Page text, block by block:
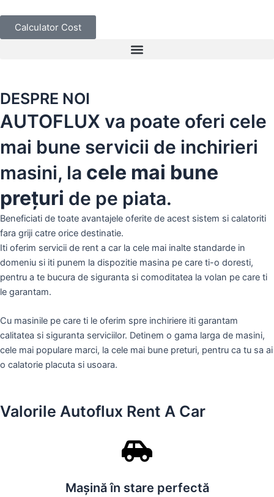
content
Calculator Cost
DESPRE NOI
AUTOFLUX va poate oferi cele
mai bune servicii de inchirieri
masini, la cele mai bune
prețuri de pe piata.
Beneficiati de toate avantajele oferite de acest sistem si calatoriti
fara griji catre orice destinatie.
Iti oferim servicii de rent a car la cele mai inalte standarde in
domeniu si iti punem la dispozitie masina pe care ti-o doresti,
pentru a te bucura de siguranta si comoditatea la volan pe care ti
le garantam.
Cu masinile pe care ti le oferim spre inchiriere iti garantam
calitatea si siguranta serviciilor. Detinem o gama larga de masini,
cele mai populare marci, la cele mai bune preturi, pentru ca tu sa ai
o calatorie placuta si usoara.
Valorile Autoflux Rent A Car
Mașină în stare perfectă